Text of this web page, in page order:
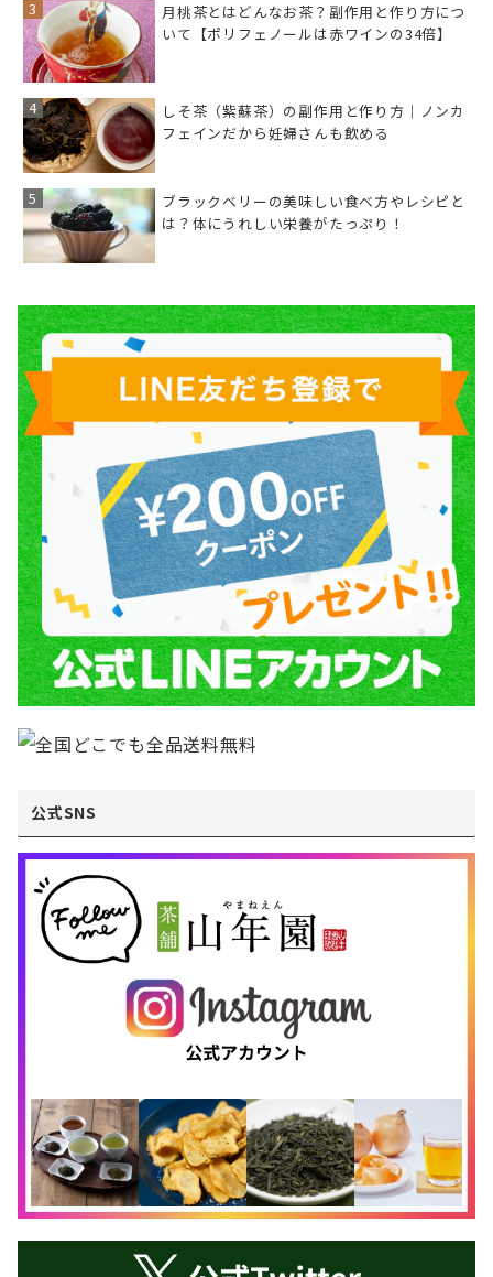
月桃茶とはどんなお茶？副作用と作り方につ
いて【ポリフェノールは赤ワインの34倍】
しそ茶（紫蘇茶）の副作用と作り方｜ノンカ
フェインだから妊婦さんも飲める
ブラックベリーの美味しい食べ方やレシピと
は？体にうれしい栄養がたっぷり！
公式SNS